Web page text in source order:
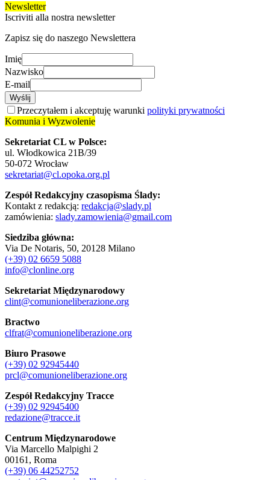
Newsletter
Iscriviti alla nostra newsletter
Zapisz się do naszego Newslettera
Imię
Nazwisko
E-mail
Wyślij
Przeczytałem i akceptuję warunki polityki prywatności
Komunia i Wyzwolenie
Sekretariat CL w Polsce:
ul. Włodkowica 21B/39
50-072 Wrocław
sekretariat@cl.opoka.org.pl
Zespół Redakcyjny czasopisma Ślady:
Kontakt z redakcją: redakcja@slady.pl
zamówienia: slady.zamowienia@gmail.com
Siedziba główna:
Via De Notaris, 50, 20128 Milano
(+39) 02 6659 5088
info@clonline.org
Sekretariat Międzynarodowy
clint@comunioneliberazione.org
Bractwo
clfrat@comunioneliberazione.org
Biuro Prasowe
(+39) 02 92945440
prcl@comunioneliberazione.org
Zespół Redakcyjny Tracce
(+39) 02 92945400
redazione@tracce.it
Centrum Międzynarodowe
Via Marcello Malpighi 2
00161, Roma
(+39) 06 44252752